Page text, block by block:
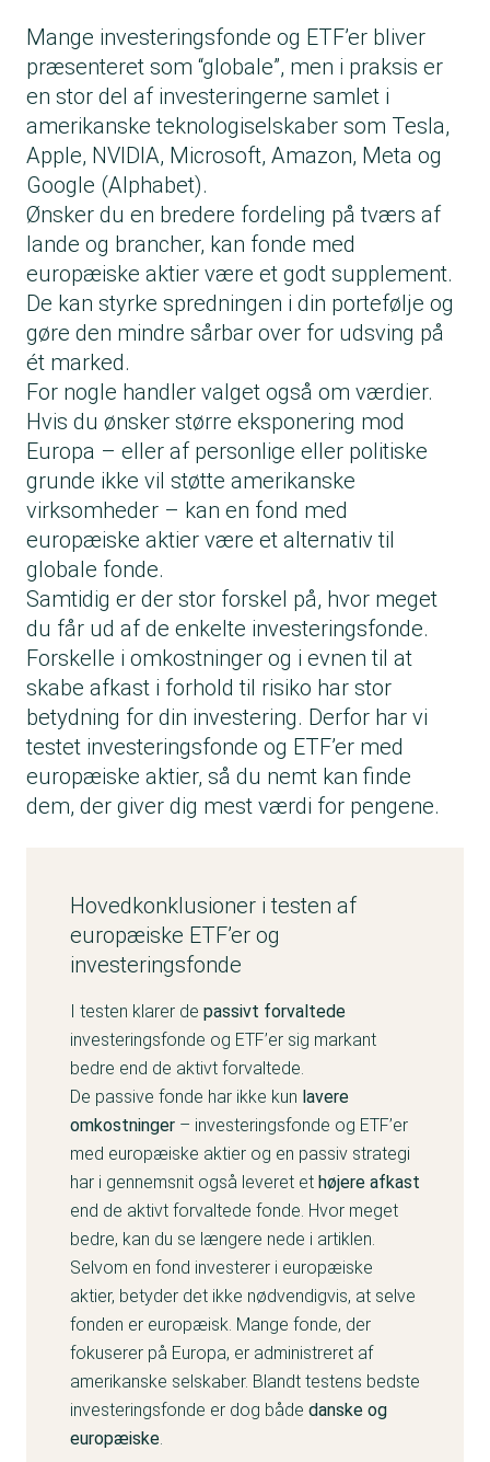
Mange investeringsfonde og ETF’er bliver
præsenteret som “globale”, men i praksis er
en stor del af investeringerne samlet i
amerikanske teknologiselskaber som Tesla,
Apple, NVIDIA, Microsoft, Amazon, Meta og
Google (Alphabet).
Ønsker du en bredere fordeling på tværs af
lande og brancher, kan fonde med
europæiske aktier være et godt supplement.
De kan styrke spredningen i din portefølje og
gøre den mindre sårbar over for udsving på
ét marked.
For nogle handler valget også om værdier.
Hvis du ønsker større eksponering mod
Europa – eller af personlige eller politiske
grunde ikke vil støtte amerikanske
virksomheder – kan en fond med
europæiske aktier være et alternativ til
globale fonde.
Samtidig er der stor forskel på, hvor meget
du får ud af de enkelte investeringsfonde.
Forskelle i omkostninger og i evnen til at
skabe afkast i forhold til risiko har stor
betydning for din investering. Derfor har vi
testet investeringsfonde og ETF’er med
europæiske aktier, så du nemt kan finde
dem, der giver dig mest værdi for pengene.
Hovedkonklusioner i testen af
europæiske ETF’er og
investeringsfonde
I testen klarer de passivt forvaltede
investeringsfonde og ETF’er sig markant
bedre end de aktivt forvaltede.
De passive fonde har ikke kun lavere
omkostninger – investeringsfonde og ETF’er
med europæiske aktier og en passiv strategi
har i gennemsnit også leveret et højere afkast
end de aktivt forvaltede fonde. Hvor meget
bedre, kan du se længere nede i artiklen.
Selvom en fond investerer i europæiske
aktier, betyder det ikke nødvendigvis, at selve
fonden er europæisk. Mange fonde, der
fokuserer på Europa, er administreret af
amerikanske selskaber. Blandt testens bedste
investeringsfonde er dog både danske og
europæiske.